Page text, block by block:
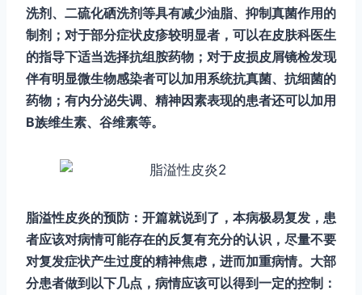
洗剂、二硫化硒洗剂等具有减少油脂、抑制真菌作用的
制剂；对于部分症状皮疹较明显者，可以在皮肤科医生
的指导下适当选择抗组胺药物；对于皮损皮屑镜检发现
伴有明显微生物感染者可以加用系统抗真菌、抗细菌的
药物；有内分泌失调、精神因素表现的患者还可以加用
B族维生素、谷维素等。
脂溢性皮炎的预防：开篇就说到了，本病极易复发，患
者应该对病情可能存在的反复有充分的认识，尽量不要
对复发症状产生过度的精神焦虑，进而加重病情。大部
分患者做到以下几点，病情应该可以得到一定的控制：